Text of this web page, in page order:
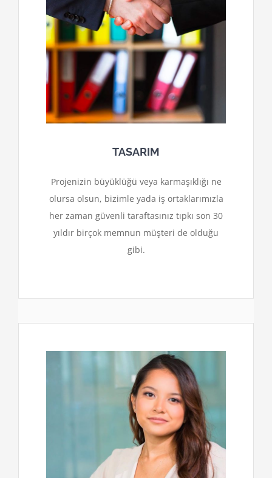
TASARIM
Projenizin büyüklüğü veya karmaşıklığı ne
olursa olsun, bizimle yada iş ortaklarımızla
her zaman güvenli taraftasınız tıpkı son 30
yıldır birçok memnun müşteri de olduğu
gibi.